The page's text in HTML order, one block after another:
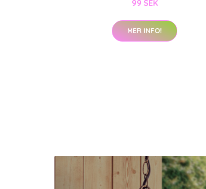
99 SEK
MER INFO!